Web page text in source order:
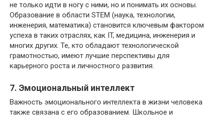
не только идти в ногу с ними, но и понимать их основы.
Образование в области STEM (наука, технологии,
инженерия, математика) становится ключевым фактором
успеха в таких отраслях, как IT, медицина, инженерия и
многих других. Те, кто обладают технологической
грамотностью, имеют лучшие перспективы для
карьерного роста и личностного развития.
7. Эмоциональный интеллект
Важность эмоционального интеллекта в жизни человека
также связана с его образованием. Школьное и